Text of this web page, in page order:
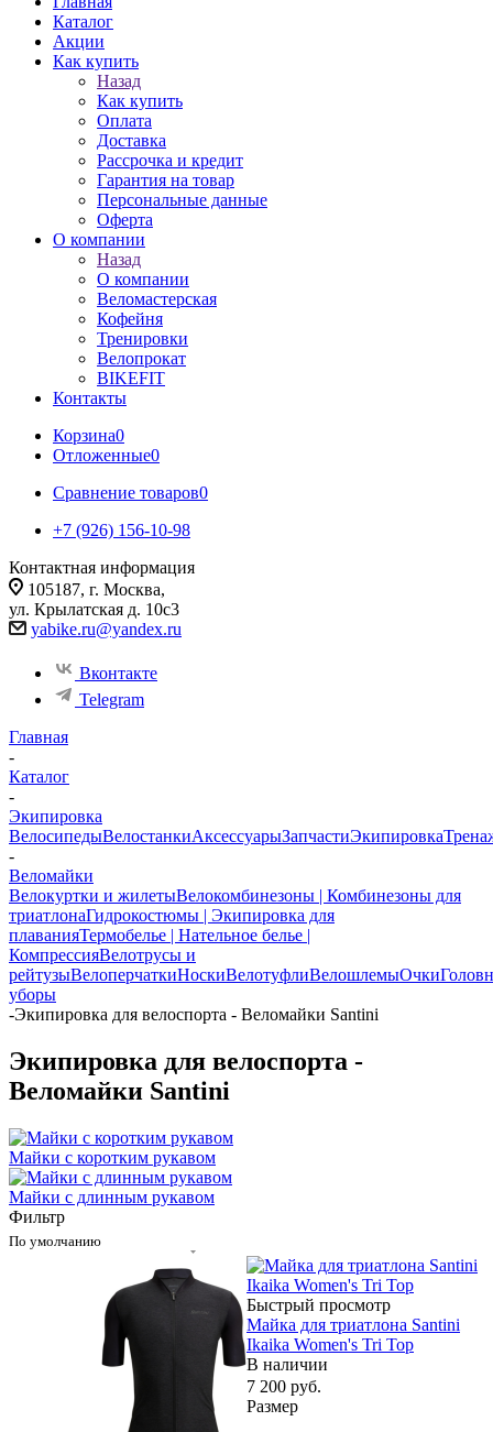
Каталог
Акции
Как купить
Назад
Как купить
Оплата
Доставка
Рассрочка и кредит
Гарантия на товар
Персональные данные
Оферта
О компании
Назад
О компании
Веломастерская
Кофейня
Тренировки
Велопрокат
BIKEFIT
Контакты
Корзина0
Отложенные0
Сравнение товаров0
+7 (926) 156-10-98
Контактная информация
105187, г. Москва,
ул. Крылатская д. 10с3
yabike.ru@yandex.ru
Вконтакте
Telegram
Главная
-
Каталог
-
Экипировка
ВелосипедыВелостанкиАксессуарыЗапчастиЭкипировка
-
Веломайки
Велокуртки и жилетыВелокомбинезоны | Комбинезоны для
триатлонаГидрокостюмы | Экипировка для
плаванияТермобелье | Нательное белье |
КомпрессияВелотрусы и
рейтузыВелоперчаткиНоскиВелотуфлиВелошлемыОчки
уборы
-Экипировка для велоспорта - Веломайки Santini
Экипировка для велоспорта -
Веломайки Santini
Майки с коротким рукавом
Майки с длинным рукавом
Фильтр
По умолчанию
Быстрый просмотр
Майка для триатлона Santini
Ikaika Women's Tri Top
В наличии
7 200 руб.
Размер